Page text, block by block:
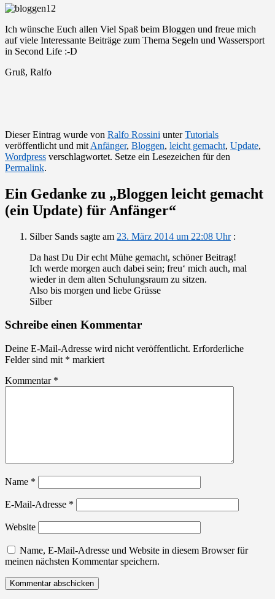
Ich wünsche Euch allen Viel Spaß beim Bloggen und freue mich
auf viele Interessante Beiträge zum Thema Segeln und Wassersport
in Second Life :-D
Gruß, Ralfo
Dieser Eintrag wurde von Ralfo Rossini unterTutorials
veröffentlicht und mit Anfänger, Bloggen, leicht gemacht, Update,
Wordpress verschlagwortet. Setze ein Lesezeichen für den
Permalink.
Ein Gedanke zu „Bloggen leicht gemacht
(ein Update) für Anfänger“
Silber Sands sagte am 23. März 2014 um 22:08 Uhr :
Da hast Du Dir echt Mühe gemacht, schöner Beitrag!
Ich werde morgen auch dabei sein; freu‘ mich auch, mal
wieder in dem alten Schulungsraum zu sitzen.
Also bis morgen und liebe Grüsse
Silber
Schreibe einen Kommentar
Deine E-Mail-Adresse wird nicht veröffentlicht. Erforderliche
Felder sind mit * markiert
Kommentar *
Name *
E-Mail-Adresse *
Website
Name, E-Mail-Adresse und Website in diesem Browser für
meinen nächsten Kommentar speichern.